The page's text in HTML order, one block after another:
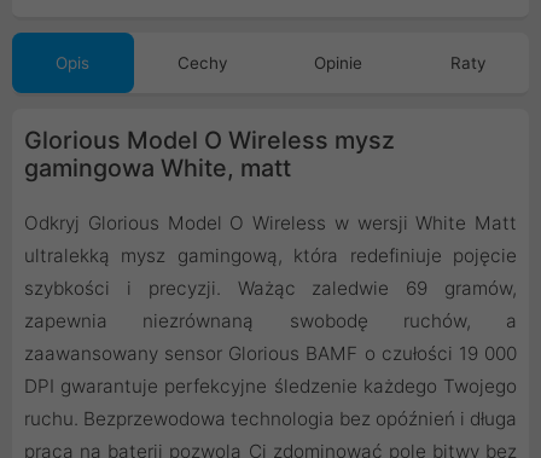
Opis Cechy Opinie Raty
Glorious Model O Wireless mysz
gamingowa White, matt
Odkryj Glorious Model O Wireless w wersji White Matt
ultralekką mysz gamingową, która redefiniuje pojęcie
szybkości i precyzji. Ważąc zaledwie 69 gramów,
zapewnia niezrównaną swobodę ruchów, a
zaawansowany sensor Glorious BAMF o czułości 19 000
DPI gwarantuje perfekcyjne śledzenie każdego Twojego
ruchu. Bezprzewodowa technologia bez opóźnień i długa
praca na baterii pozwolą Ci zdominować pole bitwy bez